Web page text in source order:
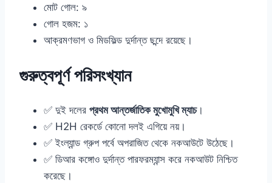
মোট গোল: ৯
গোল হজম: ১
আক্রমণভাগ ও মিডফিল্ড দুর্দান্ত ছন্দে রয়েছে।
গুরুত্বপূর্ণ পরিসংখ্যান
✅ দুই দলের প্রথম আন্তর্জাতিক মুখোমুখি ম্যাচ।
✅ H2H রেকর্ডে কোনো দলই এগিয়ে নয়।
✅ ইংল্যান্ড গ্রুপ পর্বে অপরাজিত থেকে নকআউটে উঠেছে।
✅ ডিআর কঙ্গোও দুর্দান্ত পারফরম্যান্স করে নকআউট নিশ্চিত
করেছে।